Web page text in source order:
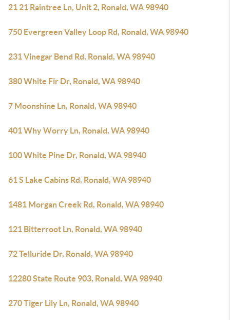
21 21 Raintree Ln, Unit 2, Ronald, WA 98940
750 Evergreen Valley Loop Rd, Ronald, WA 98940
231 Vinegar Bend Rd, Ronald, WA 98940
380 White Fir Dr, Ronald, WA 98940
7 Moonshine Ln, Ronald, WA 98940
401 Why Worry Ln, Ronald, WA 98940
100 White Pine Dr, Ronald, WA 98940
61 S Lake Cabins Rd, Ronald, WA 98940
1481 Morgan Creek Rd, Ronald, WA 98940
121 Bitterroot Ln, Ronald, WA 98940
72 Telluride Dr, Ronald, WA 98940
12280 State Route 903, Ronald, WA 98940
270 Tiger Lily Ln, Ronald, WA 98940